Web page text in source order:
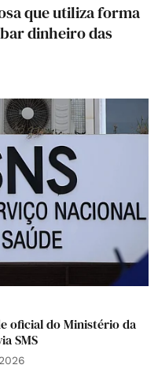
que utiliza forma
dinheiro das
oficial do Ministério da
SMS